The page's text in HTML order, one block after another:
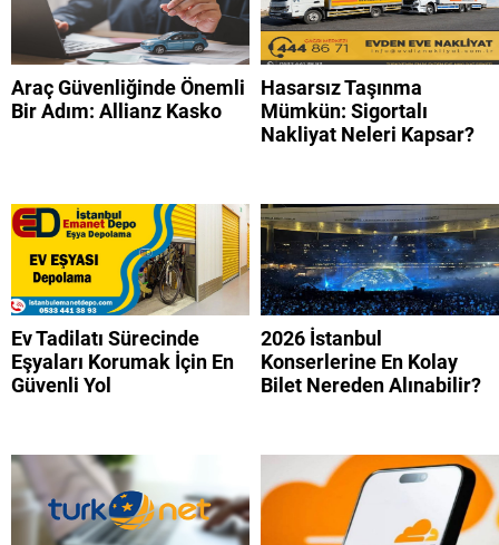
Araç Güvenliğinde Önemli
Bir Adım: Allianz Kasko
Hasarsız Taşınma
Mümkün: Sigortalı
Nakliyat Neleri Kapsar?
Ev Tadilatı Sürecinde
Eşyaları Korumak İçin En
Güvenli Yol
2026 İstanbul
Konserlerine En Kolay
Bilet Nereden Alınabilir?